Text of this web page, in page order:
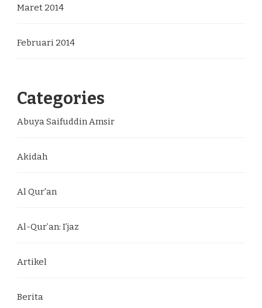
Maret 2014
Februari 2014
Categories
Abuya Saifuddin Amsir
Akidah
Al Qur'an
Al-Qur’an: I’jaz
Artikel
Berita